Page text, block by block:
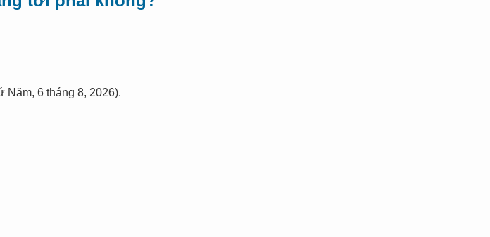
6 tháng 8, 2026).